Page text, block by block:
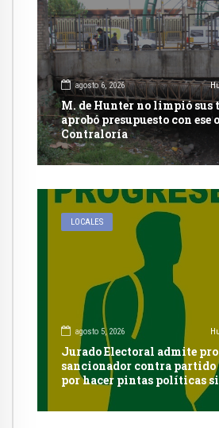
agosto 6, 2026
M. de Hunter no limpió sus
aprobó presupuesto con
Contraloría
LOCALES
agosto 5, 2026
Jurado Electoral admite
sancionador contra partido
por hacer pintas políticas
autorización en Cayma